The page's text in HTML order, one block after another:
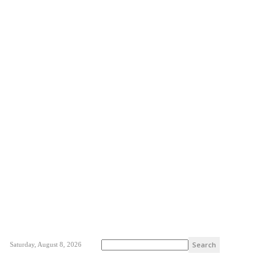
Saturday, August 8, 2026